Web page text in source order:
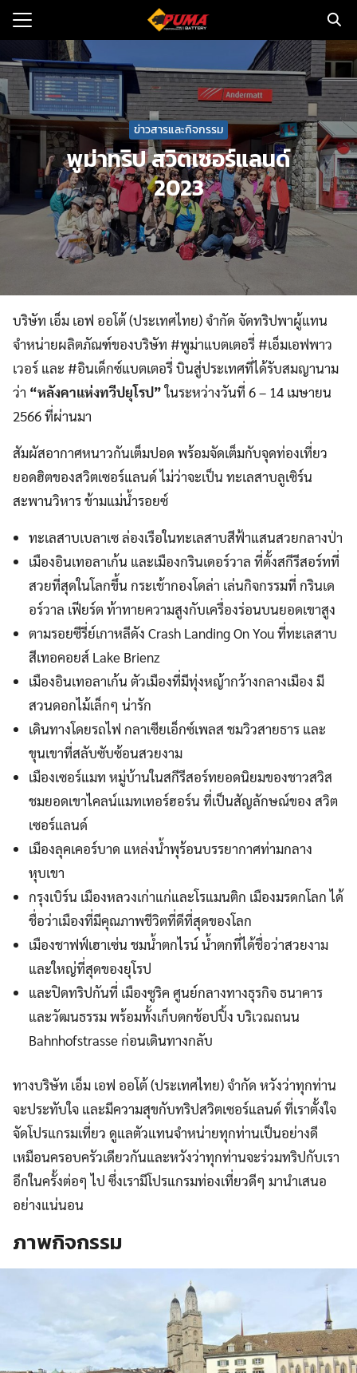
Skip
ก
อรี่รถยนต์
มและข่าว
จำหน่าย
บเรา
for:
ข่าวสารและกิจกรรม
พูม่าทริป สวิตเซอร์แลนด์
2023
บริษัท เอ็ม เอฟ ออโต้ (ประเทศไทย) จำกัด จัดทริปพาผู้แทน
จำหน่ายผลิตภัณฑ์ของบริษัท #พูม่าแบตเตอรี่ #เอ็มเอฟพาว
เวอร์ และ #อินเด็กซ์แบตเตอรี่ บินสู่ประเทศที่ได้รับสมญานาม
ว่า “หลังคาแห่งทวีปยุโรป”ในระหว่างวันที่ 6 – 14 เมษายน
2566 ที่ผ่านมา
สัมผัสอากาศหนาวกันเต็มปอด พร้อมจัดเต็มกับจุดท่องเที่ยว
ยอดฮิตของสวิตเซอร์แลนด์ ไม่ว่าจะเป็น ทะเลสาบลูเซิร์น
สะพานวิหาร ข้ามแม่น้ำรอยซ์
ทะเลสาบเบลาเซ ล่องเรือในทะเลสาบสีฟ้าแสนสวยกลางป่า
เมืองอินเทอลาเก้น และเมืองกรินเดอร์วาล ที่ตั้งสกีรีสอร์ทที่
สวยที่สุดในโลกขึ้น กระเช้ากองโดล่า เล่นกิจกรรมที่ กรินเด
อร์วาล เฟียร์ต ท้าทายความสูงกับเครื่องร่อนบนยอดเขาสูง
ตามรอยซีรี่ย์เกาหลีดัง Crash Landing On You ที่ทะเลสาบ
สีเทอคอยส์ Lake Brienz
เมืองอินเทอลาเก้น ตัวเมืองที่มีทุ่งหญ้ากว้างกลางเมือง มี
สวนดอกไม้เล็กๆ น่ารัก
เดินทางโดยรถไฟ กลาเซียเอ็กซ์เพลส ชมวิวสายธาร และ
ขุนเขาที่สลับซับซ้อนสวยงาม
เมืองเซอร์แมท หมู่บ้านในสกีรีสอร์ทยอดนิยมของชาวสวิส
ชมยอดเขาไคลน์แมทเทอร์ฮอร์น ที่เป็นสัญลักษณ์ของ สวิต
เซอร์แลนด์
เมืองลุคเคอร์บาด แหล่งน้ำพุร้อนบรรยากาศท่ามกลาง
หุบเขา
กรุงเบิร์น เมืองหลวงเก่าแก่และโรแมนติก เมืองมรดกโลก ได้
ชื่อว่าเมืองที่มีคุณภาพชีวิตที่ดีที่สุดของโลก
เมืองชาฟฟ์เฮาเซ่น ชมน้ำตกไรน์ น้ำตกที่ได้ชื่อว่าสวยงาม
และใหญ่ที่สุดของยุโรป
และปิดทริปกันที่ เมืองซูริค ศูนย์กลางทางธุรกิจ ธนาคาร
และวัฒนธรรม พร้อมทั้งเก็บตกช้อปปิ้ง บริเวณถนน
Bahnhofstrasse ก่อนเดินทางกลับ
ทางบริษัท เอ็ม เอฟ ออโต้ (ประเทศไทย) จำกัด หวังว่าทุกท่าน
จะประทับใจ และมีความสุขกับทริปสวิตเซอร์แลนด์ ที่เราตั้งใจ
จัดโปรแกรมเที่ยว ดูแลตัวแทนจำหน่ายทุกท่านเป็นอย่างดี
เหมือนครอบครัวเดียวกันและหวังว่าทุกท่านจะร่วมทริปกับเรา
อีกในครั้งต่อๆ ไป ซึ่งเรามีโปรแกรมท่องเที่ยวดีๆ มานำเสนอ
อย่างแน่นอน
ภาพกิจกรรม